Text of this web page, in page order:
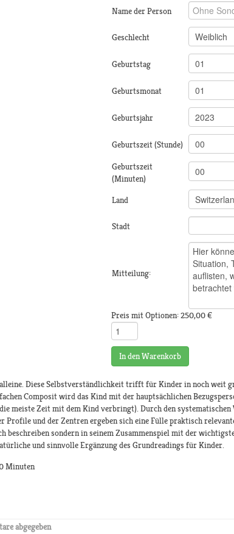
Name der Person
Geschlecht
Geburtstag
Geburtsmonat
Geburtsjahr
Geburtszeit (Stunde)
Geburtszeit
(Minuten)
Land
Stadt
Mitteilung:
Preis mit Optionen: 250,00 €
In den Warenkorb
Diese Selbstverständlichkeit trifft für Kinder in noch weit
Composit wird das Kind mit der hauptsächlichen
meiste Zeit mit dem Kind verbringt). Durch den systematischen
Profile und der Zentren ergeben sich eine Fülle praktisch
beschreiben sondern in seinem Zusammenspiel mit der
und sinnvolle Ergänzung des Grundreadings für Kinder.
Minuten
abgegeben